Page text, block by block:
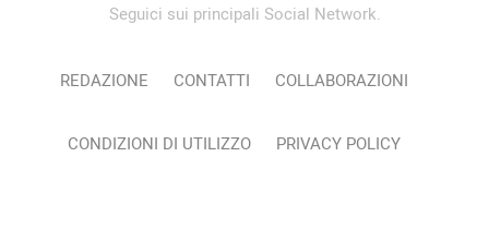
Seguici sui principali Social Network.
REDAZIONE CONTATTI COLLABORAZIONI
CONDIZIONI DI UTILIZZO PRIVACY POLICY